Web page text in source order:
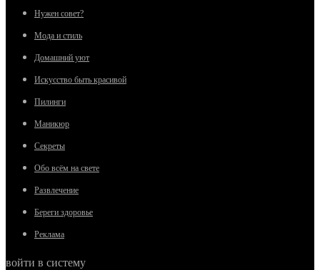
Нужен совет?
Мода и стиль
Домашний уют
Искусство быть красивой
Пилинги
Маникюр
Секреты
Обо всём на свете
Развлечение
Береги здоровье
Реклама
войти в систему